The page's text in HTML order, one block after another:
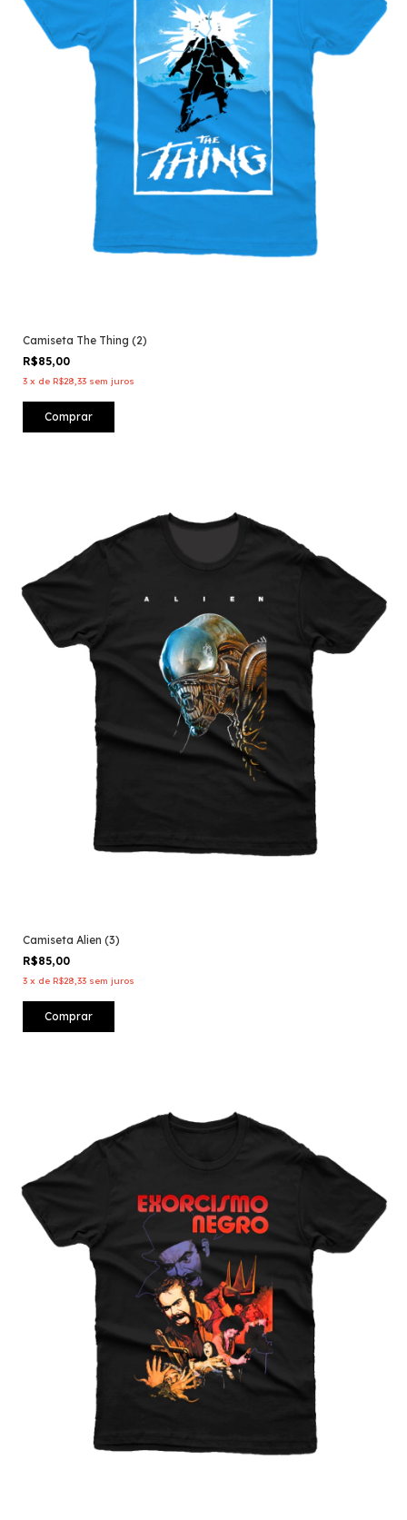
Camiseta The Thing (2)
R$85,00
3 x de R$28,33 sem juros
Comprar
Camiseta Alien (3)
R$85,00
3 x de R$28,33 sem juros
Comprar